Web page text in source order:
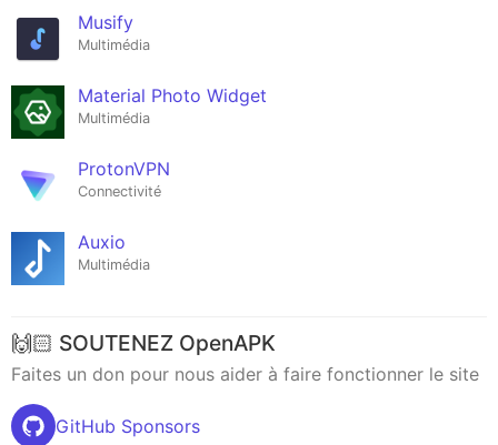
Musify
Multimédia
Material Photo Widget
Multimédia
ProtonVPN
Connectivité
Auxio
Multimédia
🙌🏻 SOUTENEZ OpenAPK
Faites un don pour nous aider à faire fonctionner le site
GitHub Sponsors